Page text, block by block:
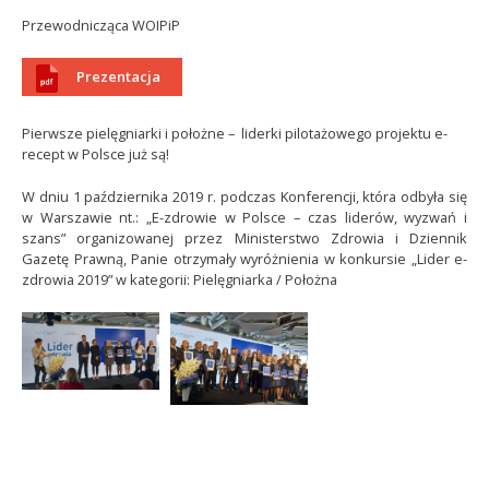
Przewodnicząca WOIPiP
Prezentacja
Pierwsze pielęgniarki i położne – liderki pilotażowego projektu e-
recept w Polsce już są!
W dniu 1 października 2019 r. podczas Konferencji, która odbyła się
w Warszawie nt.: „E-zdrowie w Polsce – czas liderów, wyzwań i
szans” organizowanej przez Ministerstwo Zdrowia i Dziennik
Gazetę Prawną, Panie otrzymały wyróżnienia w konkursie „Lider e-
zdrowia 2019” w kategorii: Pielęgniarka / Położna